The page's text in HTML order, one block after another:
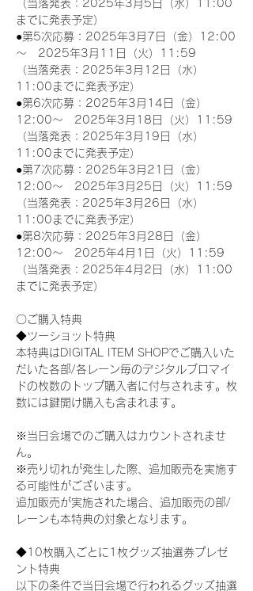
（当落発表：2025年3月5日（水）11:00
までに発表予定）
●第5次応募：2025年3月7日（金）12:00
～　2025年3月11日（火）11:59
（当落発表：2025年3月12日（水）
11:00までに発表予定）
●第6次応募：2025年3月14日（金）
12:00～　2025年3月18日（火）11:59
（当落発表：2025年3月19日（水）
11:00までに発表予定）
●第7次応募：2025年3月21日（金）
12:00～　2025年3月25日（火）11:59
（当落発表：2025年3月26日（水）
11:00までに発表予定）
●第8次応募：2025年3月28日（金）
12:00～　2025年4月1日（火）11:59
（当落発表：2025年4月2日（水）11:00
までに発表予定）
〇ご購入特典
◆ツーショット特典
本特典はDIGITAL ITEM SHOPでご購入いた
だいた各部/各レーン毎のデジタルブロマイ
ドの枚数のトップ購入者に付与されます。枚
数には鍵開け購入も含まれます。
※当日会場でのご購入はカウントされませ
ん。
※売り切れが発生した際、追加販売を実施す
る可能性がございます。
追加販売が実施された場合、追加販売の部/
レーンも本特典の対象となります。
◆10枚購入ごとに1枚グッズ抽選券プレゼ
ント特典
以下の条件で当日会場で行われるグッズ抽選